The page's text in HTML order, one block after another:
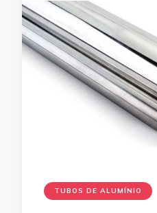
TUBOS DE ALUMÍNIO